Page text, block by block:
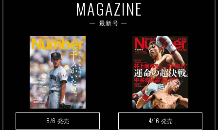
MAGAZINE
最新号
8/6 発売 4/16 発売